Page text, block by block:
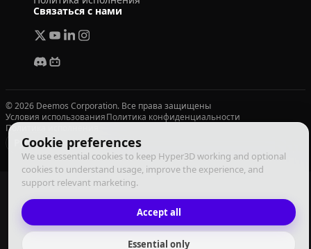
Cookie preferences
We use essential cookies to keep Hyper3D working and optional
cookies to understand usage, improve the experience, and
support relevant marketing.
Accept all
Essential only
Связаться с нами
© 2026 Deemos Corporation. Все права защищены
Условия использованияПолитика конфиденциальности
Политика исполнения
Русский